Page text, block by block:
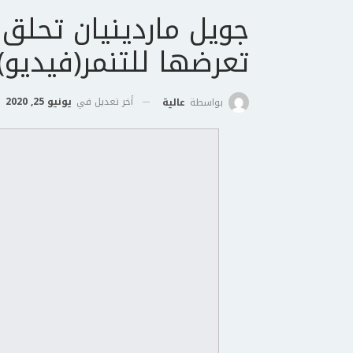
جويل ماردينيان
تعرضها
بواسطة عالية أخر تعديل في يونيو 25, 2020